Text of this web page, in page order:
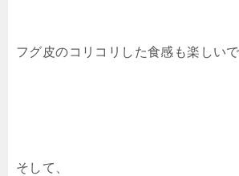
フグ皮のコリコリした食感も楽しい
そして、